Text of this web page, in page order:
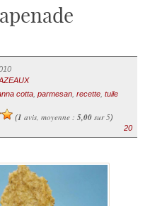
cotta, parmesan, recette, tuile
(1 avis, moyenne : 5,00sur 5)
20